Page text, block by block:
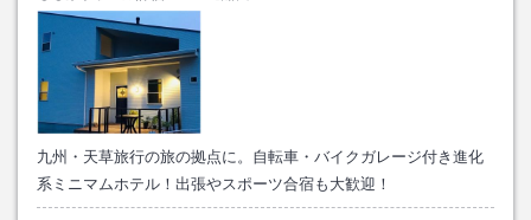
九州・天草旅行の旅の拠点に。自転車・バイクガレージ付き進化
系ミニマムホテル！出張やスポーツ合宿も大歓迎！